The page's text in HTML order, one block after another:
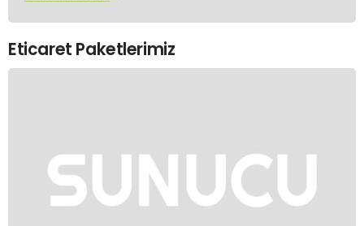
Eticaret Paketlerimiz